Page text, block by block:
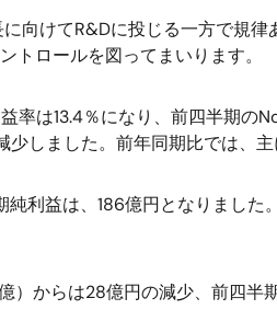
向けてR&Dに投じる一方で規
トロールを図ってまいります。
は13.4％になり、前四半期
しました。前年同期比では、
利益は、186億円となりました
からは28億円の減少、前四半